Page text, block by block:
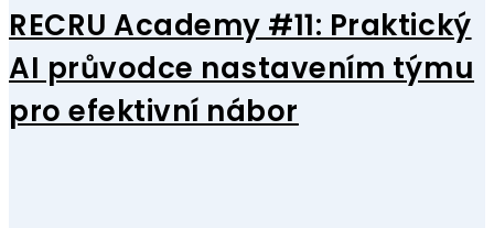
RECRU Academy #11: Praktický
AI průvodce nastavením týmu
pro efektivní nábor